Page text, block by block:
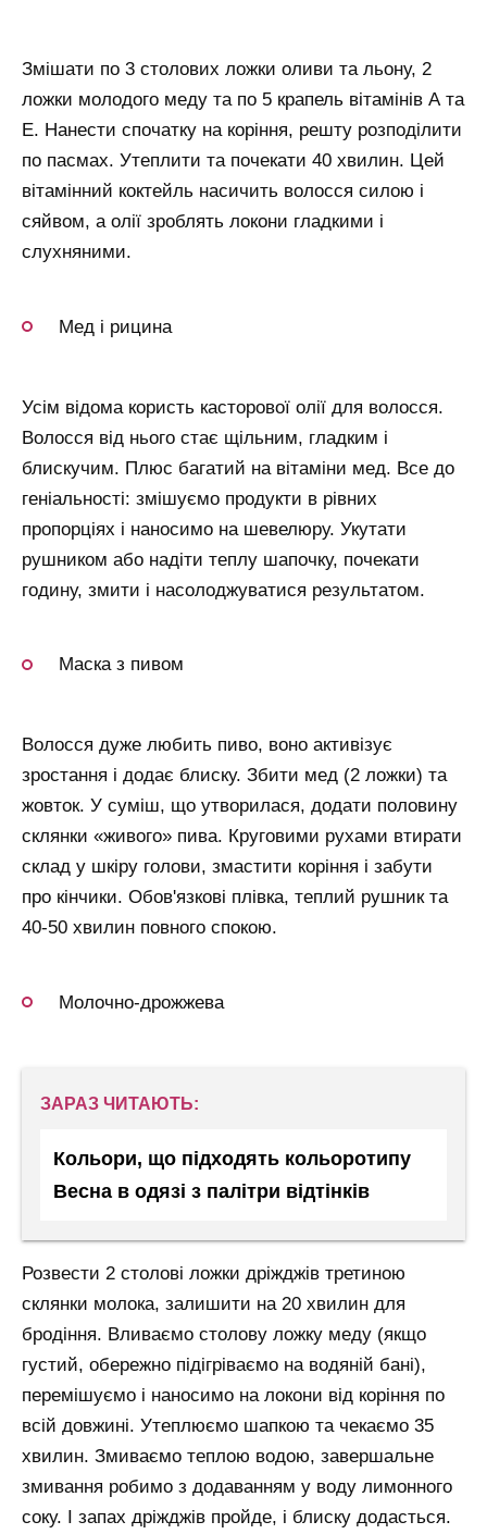
Змішати по 3 столових ложки оливи та льону, 2
ложки молодого меду та по 5 крапель вітамінів А та
Е. Нанести спочатку на коріння, решту розподілити
по пасмах. Утеплити та почекати 40 хвилин. Цей
вітамінний коктейль насичить волосся силою і
сяйвом, а олії зроблять локони гладкими і
слухняними.
Мед і рицина
Усім відома користь касторової олії для волосся.
Волосся від нього стає щільним, гладким і
блискучим. Плюс багатий на вітаміни мед. Все до
геніальності: змішуємо продукти в рівних
пропорціях і наносимо на шевелюру. Укутати
рушником або надіти теплу шапочку, почекати
годину, змити і насолоджуватися результатом.
Маска з пивом
Волосся дуже любить пиво, воно активізує
зростання і додає блиску. Збити мед (2 ложки) та
жовток. У суміш, що утворилася, додати половину
склянки «живого» пива. Круговими рухами втирати
склад у шкіру голови, змастити коріння і забути
про кінчики. Обов'язкові плівка, теплий рушник та
40-50 хвилин повного спокою.
Молочно-дрожжева
ЗАРАЗ ЧИТАЮТЬ:
Кольори, що підходять кольоротипу
Весна в одязі з палітри відтінків
Розвести 2 столові ложки дріжджів третиною
склянки молока, залишити на 20 хвилин для
бродіння. Вливаємо столову ложку меду (якщо
густий, обережно підігріваємо на водяній бані),
перемішуємо і наносимо на локони від коріння по
всій довжині. Утеплюємо шапкою та чекаємо 35
хвилин. Змиваємо теплою водою, завершальне
змивання робимо з додаванням у воду лимонного
соку. І запах дріжджів пройде, і блиску додасться.